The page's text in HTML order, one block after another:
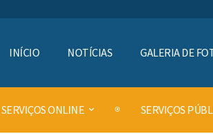
INÍCIO NOTÍCIAS GALERIA DE
SERVIÇOS ONLINE SERVIÇOS